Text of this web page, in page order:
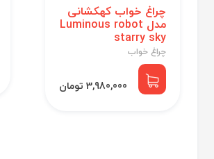
چراغ خواب کهکشانی
مدل Luminous robot
starry sky
چراغ خواب
3,980,000 تومان